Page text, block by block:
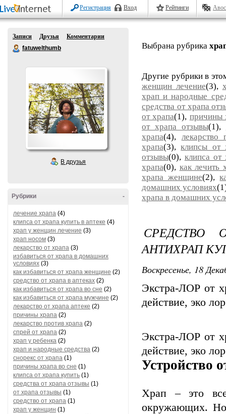
Регистрация Вход Рейтинги
Записи Друзья
Комментарии
fatuwelthumb
В друзья
-
Рубрики
лечение храпа (4)
клипса от храпа купить в аптеке (4)
храп у женщин лечение (3)
храп носом (3)
лекарство от храпа (3)
избавиться от храпа в домашних
условиях (3)
как избавиться от храпа женщине (2)
средство от храпа в аптеках (2)
как избавиться от храпа во сне (2)
как избавиться от храпа мужчине (2)
лекарство от храпа аптеке (2)
причины храпа (2)
лекарство против храпа (2)
спрей от храпа (2)
храп у ребенка (2)
храп и народные средства (2)
снорекс от храпа (1)
причины храпа во сне (1)
клипса от храпа купить (1)
средства от храпа отзывы (1)
от храпа отзывы (1)
средство от храпа (1)
храп у женщин (1)
Выбрана рубрика
Другие рубрики в
женщин лечение(3),
храп и народные
средства от храпа
от храпа(1), причины
от храпа отзывы(1),
храпа(4), лекарство
храпа(3),клипсы от
отзывы(0), клипса от
храпа(0), как лечить
храпа женщине(2),
домашних условиях
храпа в домашних
АНТИХРАП
Воскресенье, 18
Экстра-ЛОР от
действие, эко
Экстра-ЛОР от
действие, эко
Устройство
Храп – это
окружающих. Но